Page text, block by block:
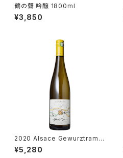
鶴の聲 吟醸 1800ml
¥3,850
2020 Alsace Gewurztramin
er / Dm. Albert Mann
¥5,280